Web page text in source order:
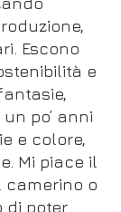
Escono
e
po’ anni
e colore,
Mi piace il
camerino o
di poter